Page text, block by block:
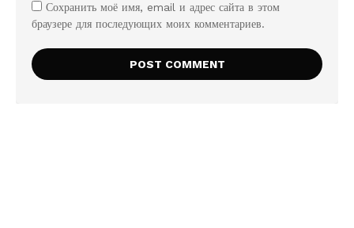
Сохранить моё имя, email и адрес сайта в этом
браузере для последующих моих комментариев.